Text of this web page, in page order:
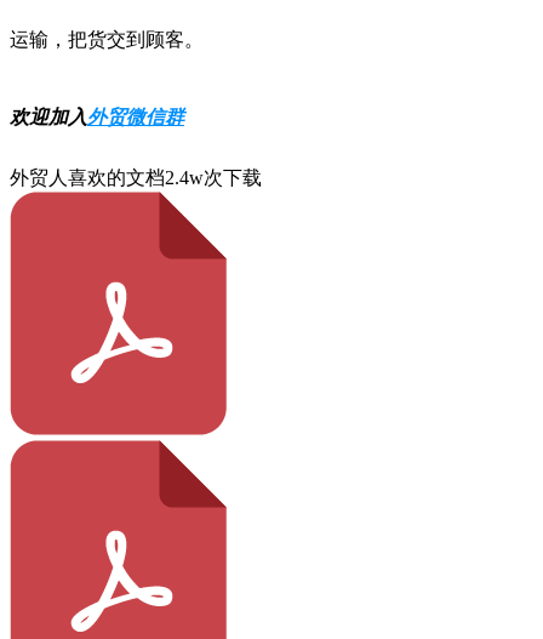
运输，把货交到顾客。
欢迎加入外贸微信群
外贸人喜欢的文档2.4w次下载